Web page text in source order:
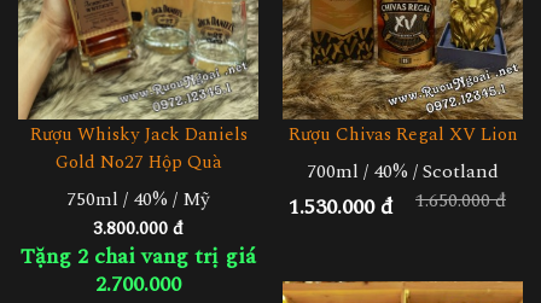
Rượu Whisky Jack Daniels
Gold No27 Hộp Quà
750ml / 40% / Mỹ
3.800.000 đ
Tặng 2 chai vang trị giá
2.700.000
Rượu Chivas Regal XV Lion
700ml / 40% / Scotland
1.650.000 đ
1.530.000 đ